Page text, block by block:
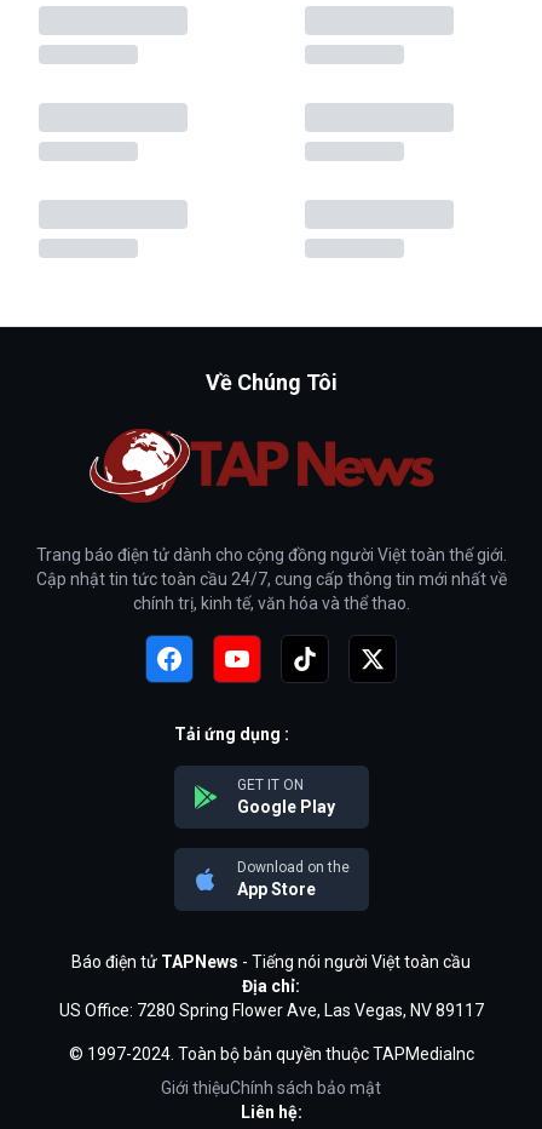
Về Chúng Tôi
Trang báo điện tử dành cho cộng đồng người Việt toàn thế giới.
Cập nhật tin tức toàn cầu 24/7, cung cấp thông tin mới nhất về
chính trị, kinh tế, văn hóa và thể thao.
Tải ứng dụng :
GET IT ON
Google Play
Download on the
App Store
Báo điện tử TAPNews - Tiếng nói người Việt toàn cầu
Địa chỉ:
US Office: 7280 Spring Flower Ave, Las Vegas, NV 89117
© 1997-2024. Toàn bộ bản quyền thuộc TAPMediaInc
Giới thiệuChính sách bảo mật
Liên hệ: